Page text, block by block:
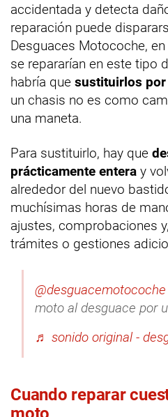
accidentada y detecta
reparación puede
Desguaces Motocoche,
se repararían en este tipo
habría que sustituirlos
un chasis no es como
una maneta.
Para sustituirlo, hay que
prácticamente entera y
alrededor del nuevo
muchísimas horas de
ajustes, comprobaciones
trámites o gestiones
@desguacemotocoche
moto al desguace por
♬ sonido original -
Cuando reparar